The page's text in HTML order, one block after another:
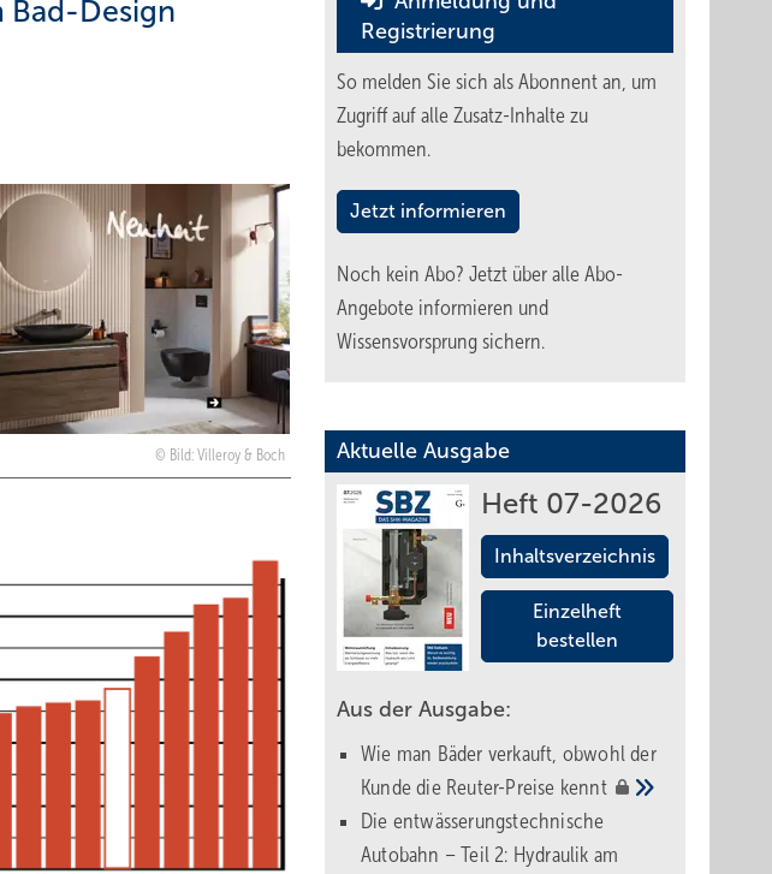
Bad-Design
Bild: Villeroy & Boch
Registrierung
So melden Sie sich als Abonnent an, um
Zugriff auf alle Zusatz-Inhalte zu
bekommen.
Jetzt informieren
Noch kein Abo? Jetzt über alle Abo-
Angebote informieren und
Wissensvorsprung sichern.
Aktuelle Ausgabe
Heft 07-2026
Inhaltsverzeichnis
Einzelheft
bestellen
Aus der Ausgabe:
Wie man Bäder verkauft, obwohl der
Kunde die Reuter-Preise kennt
Die entwässerungstechnische
Autobahn – Teil 2: Hydraulik am